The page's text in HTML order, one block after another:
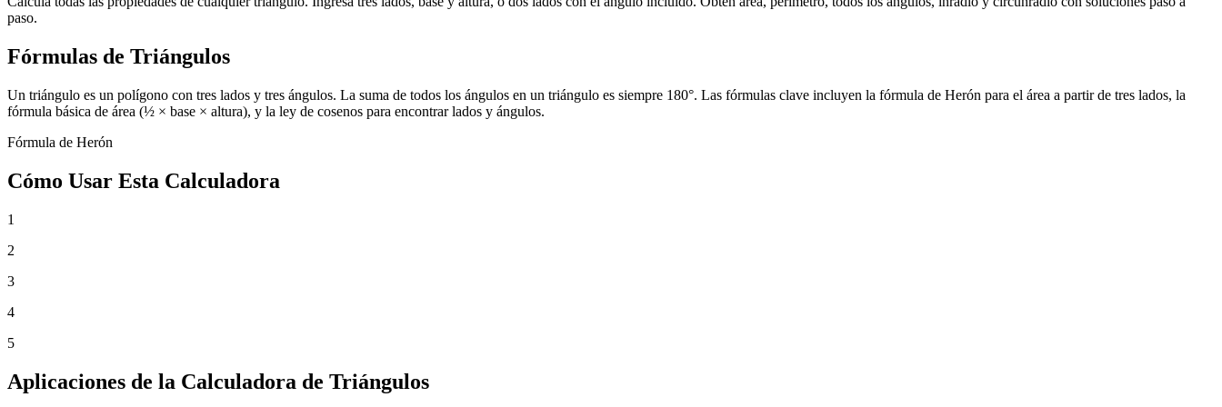
paso.
Fórmulas de Triángulos
Un triángulo es un polígono con tres lados y tres ángulos. La suma de todos los ángulos en un triángulo es siempre 180°. Las fórmulas clave incluyen la fórmula de Herón para el área a partir de tres lados, la
fórmula básica de área (½ × base × altura), y la ley de cosenos para encontrar lados y ángulos.
Fórmula de Herón
Cómo Usar Esta Calculadora
1
2
3
4
5
Aplicaciones de la Calculadora de Triángulos